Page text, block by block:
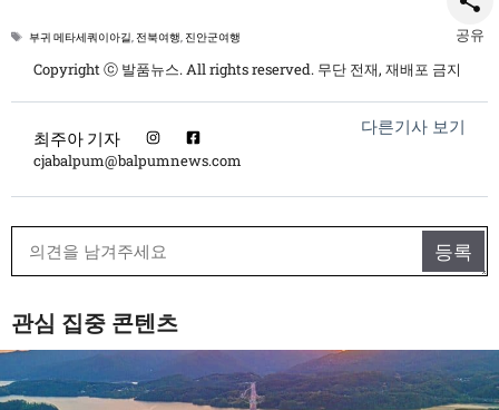
공유
태
부귀 메타세쿼이아길,전북여행, 진안군여행
Copyright ⓒ 발품뉴스. All rights reserved. 무단 전재, 재배포 금지
최주아 기자
cjabalpum@balpumnews.com
다른기사 보기
관심 집중 콘텐츠